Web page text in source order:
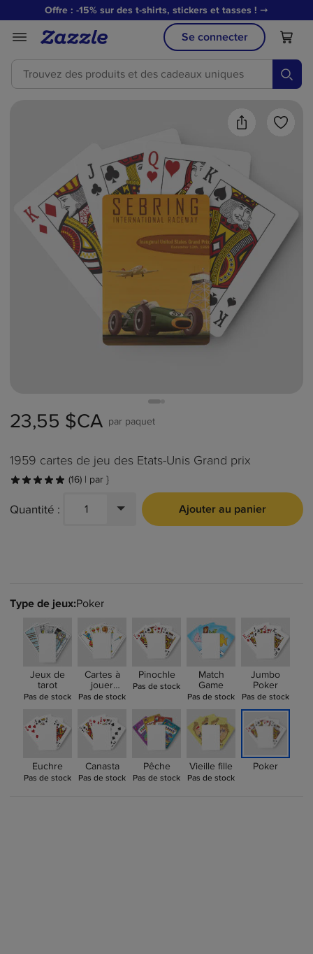
Offre : -15% sur des t-shirts, stickers et tasses ! ➞
Se connecter
23,55 $CA par paquet
1959 cartes de jeu des Etats-Unis Grand prix
4.9 sur 5 étoiles
(16)
16 Nombres de Commentaires
| par }
Quantité : Déroulez pour sélectionner Quantité. La
paquet de cartes à jouerAjouter au panier
Type de jeux:Poker
Jeux de
tarot
Pas de stock
Cartes à
jouer
espagnoles
Pas de stock
Pinochle
Pas de stock
Match
Game
Pas de stock
Jumbo
Poker
Pas de stock
Euchre
Pas de stock
Canasta
Pas de stock
Pêche
Pas de stock
Vieille fille
Pas de stock
Poker